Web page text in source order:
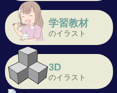
学習教材
のイラスト
3D
のイラスト